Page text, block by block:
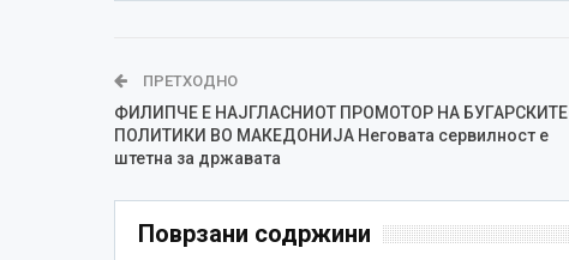
ПРЕТХОДНО
ФИЛИПЧЕ Е НАЈГЛАСНИОТ ПРОМОТОР НА БУГАРСКИТЕ
ПОЛИТИКИ ВО МАКЕДОНИЈА Неговата сервилност е
штетна за државата
Поврзани содржини